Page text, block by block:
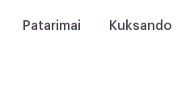
Patarimai Kuksando